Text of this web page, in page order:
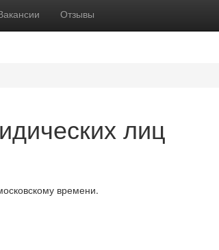
Отзывы
лиц
времени.